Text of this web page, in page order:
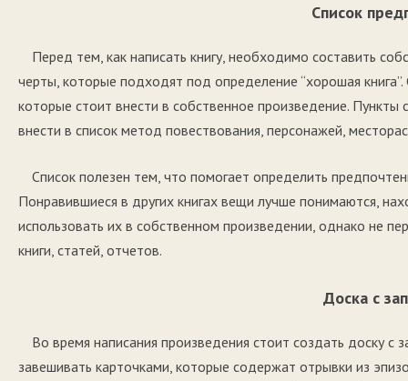
Список
Перед тем, как написать книгу, необходимо составить
черты, которые подходят под определение “хорошая
которые стоит внести в собственное произведение.
внести в список метод повествования, персонажей,
Список полезен тем, что помогает определить
Понравившиеся в других книгах вещи лучше понимаются,
использовать их в собственном произведении, однако не
книги, статей, отчетов.
Доска с
Во время написания произведения стоит создать доску с
завешивать карточками, которые содержат отрывки из